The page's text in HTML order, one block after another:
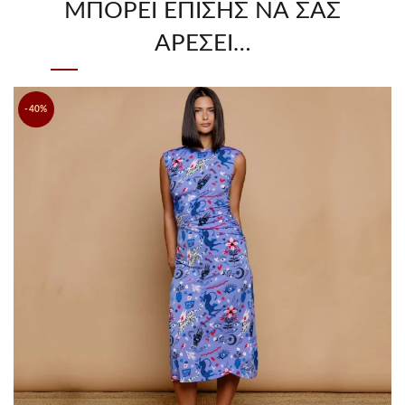
ΜΠΟΡΕΊ ΕΠΊΣΗΣ ΝΑ ΣΑΣ
ΑΡΈΣΕΙ…
-40%